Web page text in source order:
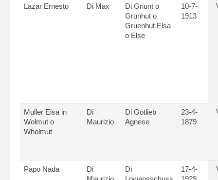
Lazar Ernesto Di Max
Di Griunt o
Grunhut o
Gruenhut Elsa
o Else
10-7-
1913
Muller Elsa in
Wolmut o
Wholmut
Di
Maurizio
Di Gotlieb
Agnese
23-4-
1879
Papo Nada
Di
Di
17-4-